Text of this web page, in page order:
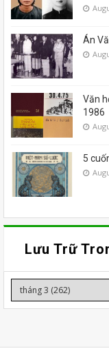
Án
Văn
1986
5
Lưu Trữ